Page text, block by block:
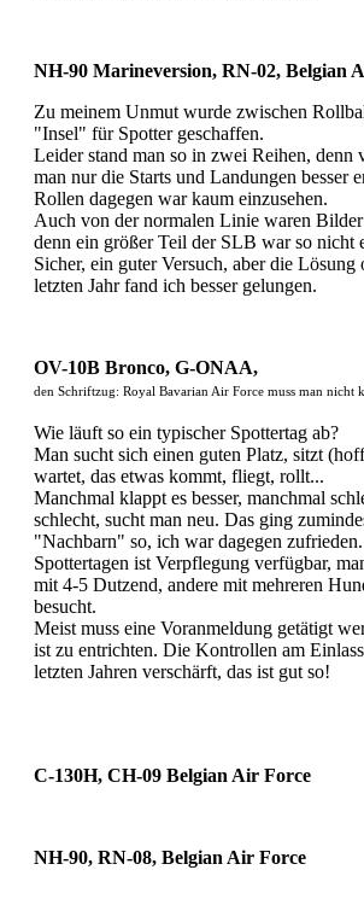
NH-90 Marineversion, RN-02, Belgian
Zu meinem Unmut wurde zwischen
"Insel" für Spotter geschaffen.
Leider stand man so in zwei Reihen, denn
man nur die Starts und Landungen besser
Rollen dagegen war kaum einzusehen.
Auch von der normalen Linie waren
denn ein größer Teil der SLB war so nicht
Sicher, ein guter Versuch, aber die
letzten Jahr fand ich besser gelungen.
OV-10B Bronco, G-ONAA,
den Schriftzug: Royal Bavarian Air Force muss man nicht
Wie läuft so ein typischer Spottertag ab?
Man sucht sich einen guten Platz, sitzt
wartet, das etwas kommt, fliegt, rollt...
Manchmal klappt es besser, manchmal
schlecht, sucht man neu. Das ging
"Nachbarn" so, ich war dagegen
Spottertagen ist Verpflegung verfügbar,
mit 4-5 Dutzend, andere mit mehreren
besucht.
Meist muss eine Voranmeldung getätigt
ist zu entrichten. Die Kontrollen am
letzten Jahren verschärft, das ist gut so!
C-130H, CH-09 Belgian Air Force
NH-90, RN-08, Belgian Air Force